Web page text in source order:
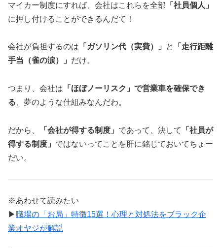
マイカー制度にすれば、会社はこれらを全部 「社員個人」
に押し付けることができるんだて！
会社が負担するのは 「ガソリン代（実費）」 と
「走行距離
手当（雀の涙）」 だけ。
つまり、会社は 「ほぼノーリスク」で営業車を確保でき
る 、夢のような仕組みなんだわ。
だから、 「会社が得する制度」 であって、決して
「社員が
得する制度」 ではないってことを肝に銘じておいてちょー
だい。
※あわせて読みたい
▶職場の「お局」特徴15選！心理と対処法をブラック企
業オヤジが解説